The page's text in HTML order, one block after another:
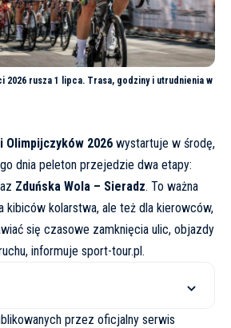
2026 rusza 1 lipca. Trasa, godziny i utrudnienia w
Olimpijczyków 2026 wystartuje w środę,
dnia peleton przejedzie dwa etapy:
Zduńska Wola – Sieradz. To ważna
kibiców kolarstwa, ale też dla kierowców,
się czasowe zamknięcia ulic, objazdy
informuje sport-tour.pl.
przez oficjalny serwis